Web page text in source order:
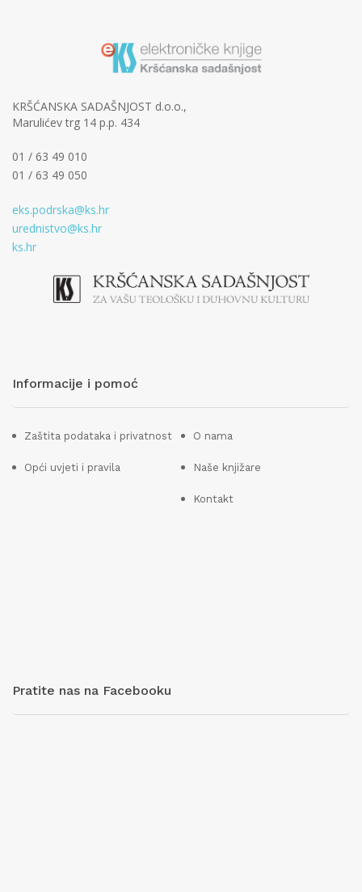
KRŠĆANSKA SADAŠNJOST d.o.o.,
Marulićev trg 14 p.p. 434
01 / 63 49 010
01 / 63 49 050
eks.podrska@ks.hr
urednistvo@ks.hr
ks.hr
Informacije i pomoć
Zaštita podataka i privatnost
Opći uvjeti i pravila
O nama
Naše knjižare
Kontakt
Pratite nas na Facebooku